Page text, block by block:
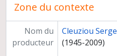
Zone du contexte
Nom du
producteur
Cleuziou Serge
(1945-2009)